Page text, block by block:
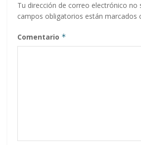
Tu dirección de correo electrónico no
campos obligatorios están marcados
Comentario *